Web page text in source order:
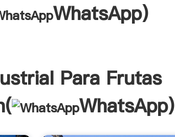
WhatsApp)
Para Frutas
WhatsApp)